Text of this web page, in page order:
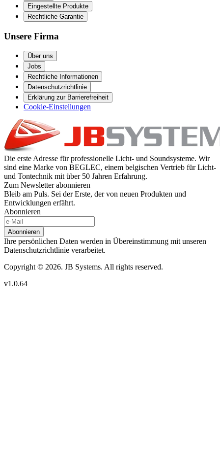
Eingestellte Produkte
Rechtliche Garantie
Unsere Firma
Über uns
Jobs
Rechtliche Informationen
Datenschutzrichtlinie
Erklärung zur Barrierefreiheit
Cookie-Einstellungen
Die erste Adresse für professionelle Licht- und Soundsysteme. Wir
sind eine Marke von BEGLEC, einem belgischen Vertrieb für Licht-
und Tontechnik mit über 50 Jahren Erfahrung.
Zum Newsletter abonnieren
Bleib am Puls. Sei der Erste, der von neuen Produkten und
Entwicklungen erfährt.
Abonnieren
Abonnieren
Ihre persönlichen Daten werden in Übereinstimmung mit unseren
Datenschutzrichtlinie verarbeitet.
Copyright © 2026. JB Systems. All rights reserved.
v1.0.64